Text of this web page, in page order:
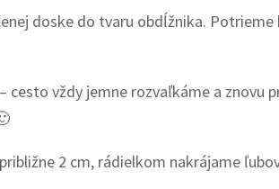
doske do tvaru obdĺžnika.
vždy jemne rozvaľkáme a znovu
2 cm, rádielkom nakrájame